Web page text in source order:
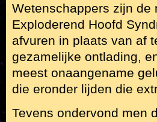
Wetenschappers zijn de
Exploderend Hoofd
afvuren in plaats van af
gezamelijke ontlading,
meest onaangename
die eronder lijden die
Tevens ondervond men